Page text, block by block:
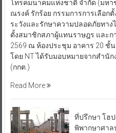
โทรคมนาคมแห่งชาติ จำกัด (มหา
ณรงค์ รักร้อย กรรมการการเลือ
ระวังและรักษาความปลอดภัยทาง
ตั้งสมาชิกสภาผู้แทนราษฎร และก
2569 ณ ห้องประชุม อาคาร 20
โดย NT ได้รับมอบหมายจากสำนั
(กกต.)
Read More
ที่ปรึกษา โฮ
พิพากษาศาล